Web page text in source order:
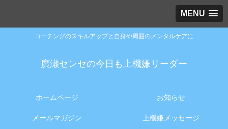
MENU
コーチングのスキルアップと自身や周囲のメンタルケアに
廣瀬センセの今日も上機嫌リーダー
ホームページ お知らせ
メールマガジン 上機嫌メッセージ